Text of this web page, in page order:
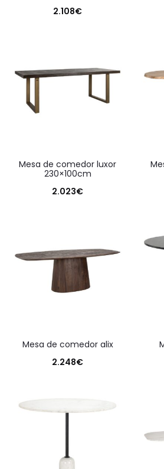
2.108€
mesa de comedor luxor
230×100cm
2.023€
mesa de comedor alix
2.248€
mesa